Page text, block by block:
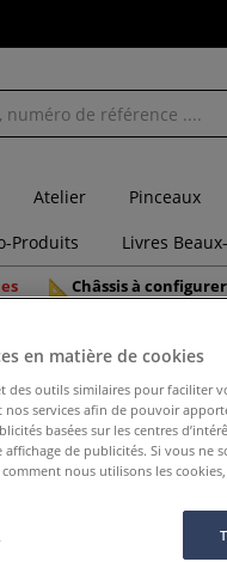
Atelier Pinceaux
Produits Livres
Châssis à configurer
en matière de cookies
des outils similaires pour faciliter
services afin de pouvoir
basées sur les centres
de publicités. Si vous ne
nous utilisons les